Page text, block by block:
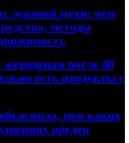
луковой мухи: чем
методы
женщинам после 40
есть продукты с
при каких
вреден